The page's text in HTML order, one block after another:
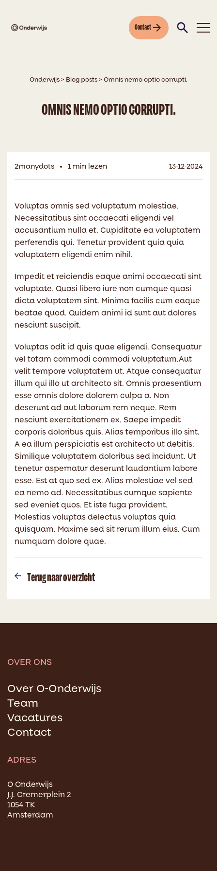
Contact
Onderwijs> Blog posts> Omnis nemo optio corrupti.
OMNIS NEMO OPTIO CORRUPTI.
2manydots 1 min lezen 13-12-2024
Voluptas omnis sed voluptatum molestiae.
Necessitatibus sint occaecati eligendi vel
accusantium nulla et. Cupiditate ea voluptatem
perferendis qui. Tenetur provident quia quia
voluptatem eligendi enim nihil.
Impedit et reiciendis eaque animi occaecati sint
voluptate. Quasi libero iure non cumque quasi
dicta voluptatem sint. Minima facilis cum eaque
beatae quod. Quidem animi id sunt aut dolores
nesciunt suscipit.
Voluptas odit id quis quae eligendi. Consequatur
vel totam commodi commodi voluptatum.Aut
velit tempore voluptatem ut. Atque consequatur
illum qui illo ut architecto sit. Omnis praesentium
esse omnis dolore dolorem culpa a. Non
deserunt ad aut laborum rem neque. Rem
nesciunt exercitationem ex. Saepe impedit
corporis doloribus quis. Alias temporibus illo sint.
A ea illum perspiciatis est architecto ut debitis.
Similique voluptatem doloribus sed incidunt. Ut
tenetur aspernatur deserunt laudantium labore
esse. Est at quo sed ex. Alias molestiae vel sed
ea nemo ad. Necessitatibus cumque sapiente
sed eveniet quos. Et iste fuga provident.
Molestias voluptas delectus voluptas quia
quisquam. Maxime sed sit rerum illum eius. Cum
numquam dolore quae.
Terug naar overzicht
OVER ONS
Over O-Onderwijs
Team
Vacatures
Contact
ADRES
O Onderwijs
J.J. Cremerplein 2
1054 TK
Amsterdam